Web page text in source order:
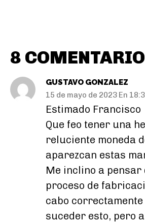
8
GUSTAVO GONZALEZ
15 de mayo de 2023 En
Estimado Francisco
Que feo tener una
reluciente moneda
aparezcan estas
Me inclino a pensar
proceso de
cabo
suceder esto, pero